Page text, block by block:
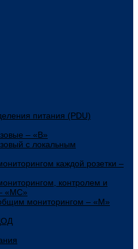
питания (PDU)
– «В»
с локальным
каждой розетки –
контролем и
«МС»
мониторингом – «М»